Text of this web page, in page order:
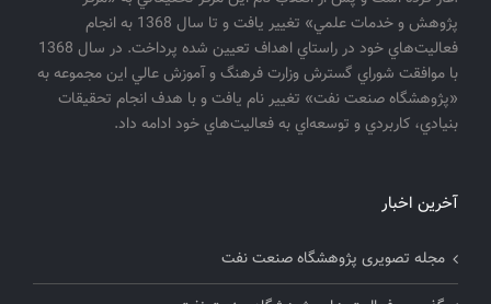
پژوهش و خدمات علمي» تغيير يافت و تا سال 1368 به انجام
فعاليت‌هاي خود در راستاي اهداف تعيين شده پرداخت. در سال 1368
با موافقت شوراي گسترش وزارت فرهنگ و آموزش عالي اين مجموعه به
«پژوهشگاه صنعت نفت» تغيير نام يافت و با هدف انجام تحقيقات
بنيادي، كاربردي و توسعه‌اي به فعاليت‌هاي خود ادامه داد.
آخرین اخبار
مجله تصویری پژوهشگاه صنعت نفت